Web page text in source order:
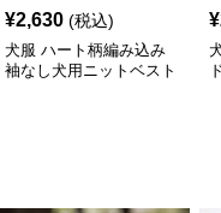
¥2,630 (税込)
犬服 ハート柄編み込み
袖なし犬用ニットベスト
¥